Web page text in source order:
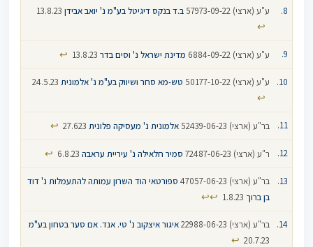
ע"ע (ארצי) 57973-09-22 ב.ד בנקס דיגיטל בע"מ נ' יואב אבידן
↩
ע"ע (ארצי) 6884-09-22 מדינת ישראל נ' וסים בדר ↩
ע"ע (ארצי) 50177-10-22 טש-מא סחר ושיווק בע"מ נ' אלמונית
↩
בר"ע (ארצי) 52439-06-23 אלמונית נ' מעסיקה פלונית ↩
ר"ע (ארצי) 72487-06-23 סמיר חלאילה נ' עיריית עראבה ↩
בר"ע (ארצי) 47057-06-23
ספורטאי הוד השרון עמותה להתעמלות נ' דוד
בן ברוך 1.8.23
↩
↩
בר"ע (ארצי) 22988-06-23
איגור איצקוב נ' טי. אנד. אם סער בטחון בע"מ
20.7.23
↩